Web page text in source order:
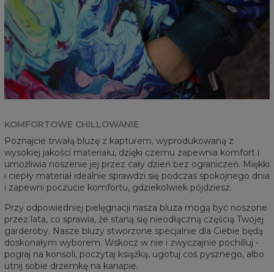
KOMFORTOWE CHILLOWANIE
Poznajcie trwałą bluzę z kapturem, wyprodukowaną z
wysokiej jakości materiału, dzięki czemu zapewnia komfort i
umożliwia noszenie jej przez cały dzień bez ograniczeń. Miękki
i ciepły materiał idealnie sprawdzi się podczas spokojnego dnia
i zapewni poczucie komfortu, gdziekolwiek pójdziesz.
Przy odpowiedniej pielęgnacji nasza bluza mogą być noszone
przez lata, co sprawia, że staną się nieodłączną częścią Twojej
garderoby. Nasze bluzy stworzone specjalnie dla Ciebie będą
doskonałym wyborem. Wskocz w nie i zwyczajnie pochilluj -
pograj na konsoli, poczytaj książką, ugotuj coś pysznego, albo
utnij sobie drzemkę na kanapie.